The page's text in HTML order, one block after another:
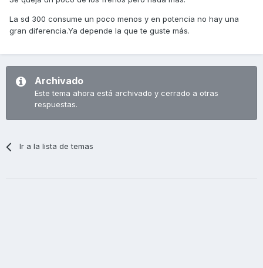
La sd 300 consume un poco menos y en potencia no hay una
gran diferencia.Ya depende la que te guste más.
Archivado
Este tema ahora está archivado y cerrado a otras
respuestas.
Ir a la lista de temas